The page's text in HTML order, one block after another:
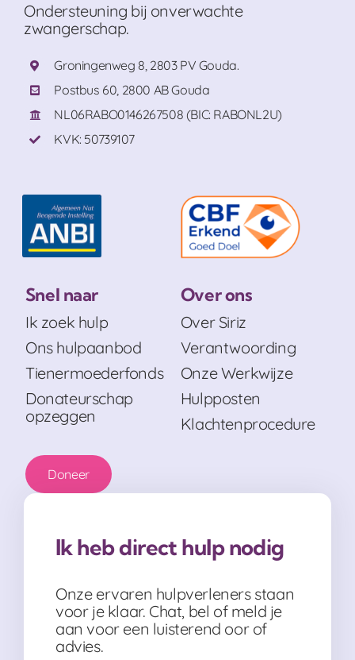
Ondersteuning bij onverwachte
zwangerschap.
Groningenweg 8, 2803 PV Gouda.
Postbus 60, 2800 AB Gouda
NL06RABO0146267508 (BIC: RABONL2U)
KVK: 50739107
Snel naar
Ik zoek hulp
Ons hulpaanbod
Tienermoederfonds
Donateurschap
opzeggen
Doneer
Over ons
Over Siriz
Verantwoording
Onze Werkwijze
Hulpposten
Klachtenprocedure
Ik heb direct hulp nodig
Onze ervaren hulpverleners staan
voor je klaar. Chat, bel of meld je
aan voor een luisterend oor of
advies.